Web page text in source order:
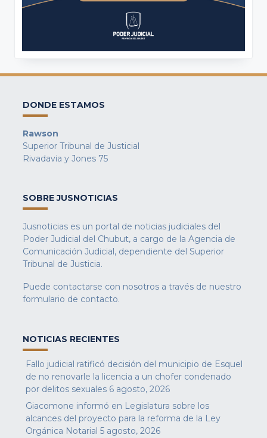
DONDE ESTAMOS
Rawson
Superior Tribunal de Justicial
Rivadavia y Jones 75
SOBRE JUSNOTICIAS
Jusnoticias es un portal de noticias judiciales del
Poder Judicial del Chubut, a cargo de la Agencia de
Comunicación Judicial, dependiente del Superior
Tribunal de Justicia.
Puede contactarse con nosotros a través de nuestro
formulario de contacto.
NOTICIAS RECIENTES
Fallo judicial ratificó decisión del municipio de Esquel
de no renovarle la licencia a un chofer condenado
por delitos sexuales 6 agosto, 2026
Giacomone informó en Legislatura sobre los
alcances del proyecto para la reforma de la Ley
Orgánica Notarial 5 agosto, 2026